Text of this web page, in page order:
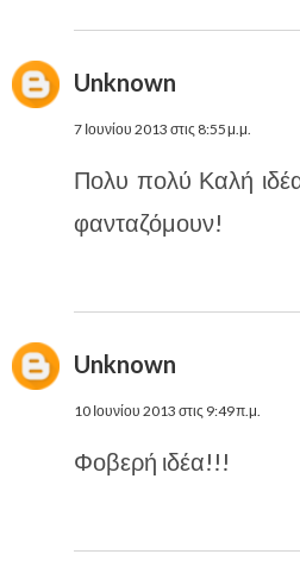
Unknown
7 Ιουνίου 2013 στις 8:55 μ.μ.
Πολυ πολύ Καλή
φανταζόμουν!
Unknown
10 Ιουνίου 2013 στις 9:49 π.μ.
Φοβερή ιδέα!!!